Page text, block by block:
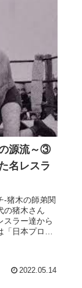
源流～③
名レスラ
-猪木の師弟関
の猪木さん
スラー達から
日本プロレ
2022.05.14